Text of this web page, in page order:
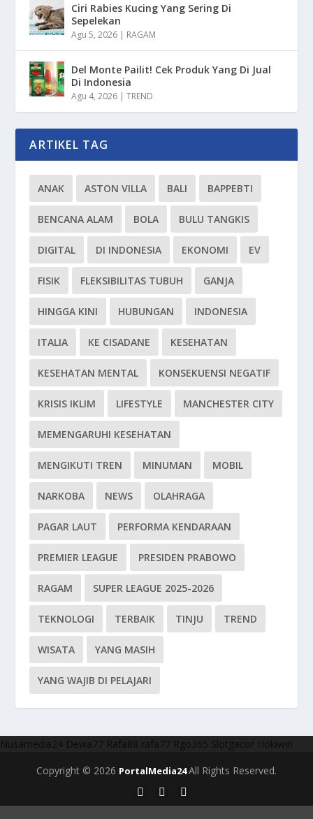
Ciri Rabies Kucing Yang Sering Di
Sepelekan
Agu 5, 2026 | RAGAM
Del Monte Pailit! Cek Produk Yang Di Jual
Di Indonesia
Agu 4, 2026 |TREND
ARTIKEL TAG
ANAK ASTON VILLA BALI BAPPEBTI
BENCANA ALAM BOLA BULU TANGKIS
DIGITAL DI INDONESIA EKONOMI EV
FISIK FLEKSIBILITAS TUBUH GANJA
HINGGA KINI HUBUNGAN INDONESIA
ITALIA KE CISADANE KESEHATAN
KESEHATAN MENTAL KONSEKUENSI NEGATIF
KRISIS IKLIM LIFESTYLE MANCHESTER CITY
MEMENGARUHI KESEHATAN
MENGIKUTI TREN MINUMAN MOBIL
NARKOBA NEWS OLAHRAGA
PAGAR LAUT PERFORMA KENDARAAN
PREMIER LEAGUE PRESIDEN PRABOWO
RAGAM SUPER LEAGUE 2025-2026
TEKNOLOGI TERBAIK TINJU TREND
WISATA YANG MASIH
YANG WAJIB DI PELAJARI
Nusamedia24 Dewa77 Rafa88 rafa77 Rgo365 Slotgacor Hokiwin
Copyright © 2026 PortalMedia24All Rights Reserved.